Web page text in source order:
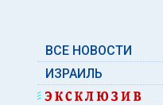
ВСЕ НОВОСТИ
ИЗРАИЛЬ